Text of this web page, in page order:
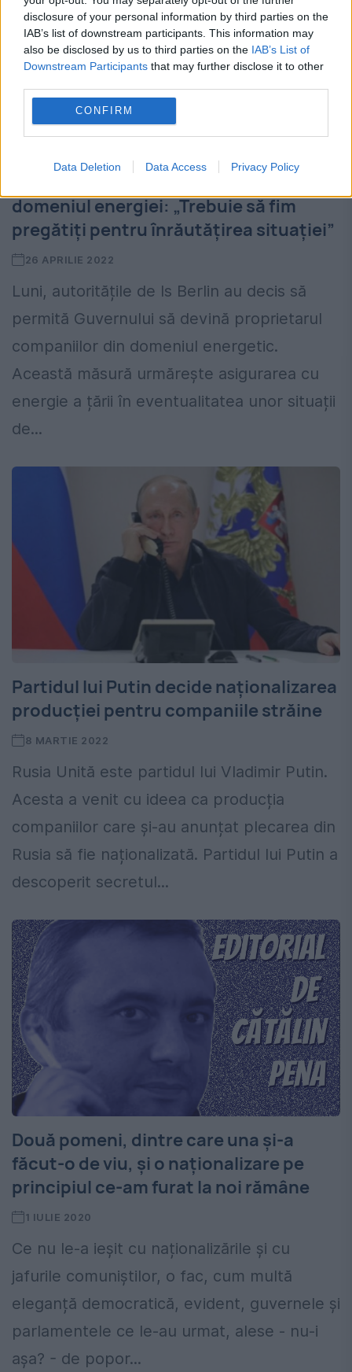
disclosure of your personal information by third parties on the
IAB’s list of downstream participants. This information may
also be disclosed by us to third parties on the IAB’s List of
Downstream Participants that may further disclose it to other
CONFIRM
Data Deletion Data Access Privacy Policy
domeniul energiei: „Trebuie să fim
pregătiţi pentru înrăutăţirea situaţiei”
26 APRILIE 2022
Luni, autoritățile de ls Berlin au decis să
permită Guvernului să devină proprietarul
companiilor din domeniul energetic.
Această măsură urmărește asigurarea cu
energie a țării în eventualitatea unor situații
de...
Partidul lui Putin decide naționalizarea
producției pentru companiile străine
8 MARTIE 2022
Rusia Unită este partidul lui Vladimir Putin.
Acesta a venit cu ideea ca producția
companiilor care și-au anunțat plecarea din
Rusia să fie naționalizată. Partidul lui Putin a
descoperit secretul...
Două pomeni, dintre care una și-a
făcut-o de viu, și o naționalizare pe
principiul ce-am furat la noi rămâne
1 IULIE 2020
Ce nu le-a ieșit cu naționalizările și cu
jafurile comuniștilor, o fac, cum multă
eleganță democratică, evident, guvernele și
parlamentele ce le-au urmat, alese - nu-i
așa? - de popor...